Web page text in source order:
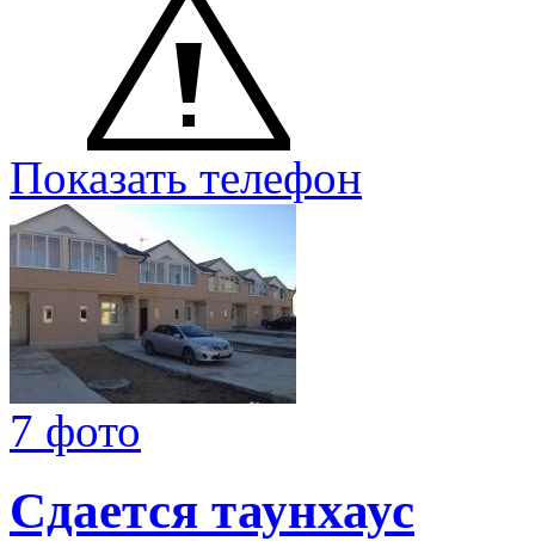
Показать телефон
7 фото
Сдается таунхаус